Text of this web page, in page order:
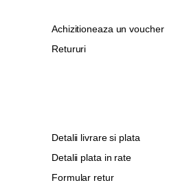
Achizitioneaza un voucher
Retururi
Detalii livrare si plata
Detalii plata in rate
Formular retur